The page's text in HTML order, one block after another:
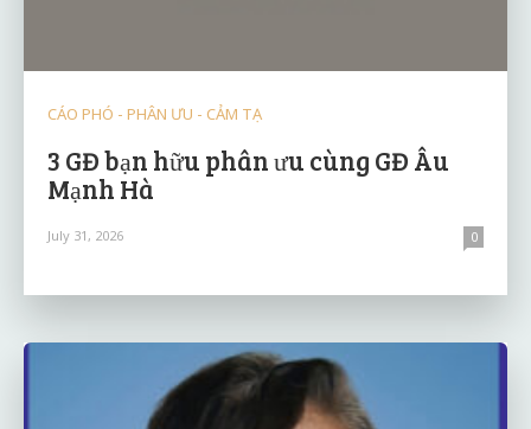
CÁO PHÓ - PHÂN ƯU - CẢM TẠ
3 GĐ bạn hữu phân ưu cùng GĐ Âu
Mạnh Hà
July 31, 2026 0